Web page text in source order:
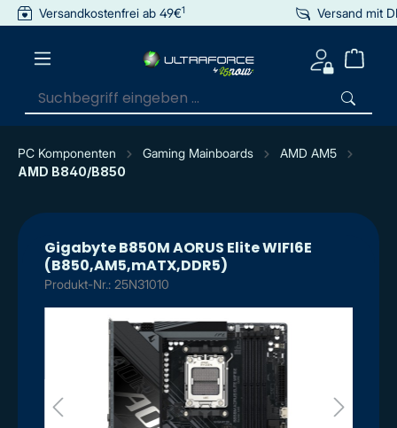
springen
Versandkostenfrei ab 49€1 Versand mit
PC Komponenten Gaming Mainboards
AMD AM5
AMD B840/B850
Gigabyte B850M AORUS Elite WIFI6E
(B850,AM5,mATX,DDR5)
Produkt-Nr.: 25N31010